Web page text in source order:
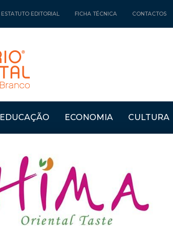
ESTATUTO EDITORIAL FICHA TÉCNICA CONTACTOS
EDUCAÇÃO ECONOMIA CULTURA
SERTÃ: OFICINAS "CONTA E CRIA"